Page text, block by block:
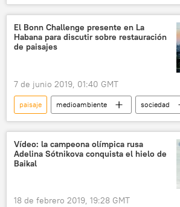
ilusión óptica
imágenes
💢
noticias
El Bonn Challenge presente en La
Habana para discutir sobre restauración
de paisajes
7 de junio 2019, 01:40 GMT
paisaje medioambiente
sociedad
América Latina
Internacional
La Habana
cambio climático
noticias
Vídeo: la campeona olímpica rusa
Adelina Sótnikova conquista el hielo de
Baikal
18 de febrero 2019, 19:28 GMT